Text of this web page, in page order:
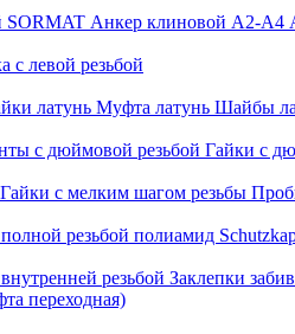
SORMAT Анкер клиновой A2-A4
с левой резьбой
латунь Муфта латунь Шайбы
с дюймовой резьбой Гайки с
Гайки с мелким шагом резьбы
резьбой полиамид
резьбой Заклепки
переходная)